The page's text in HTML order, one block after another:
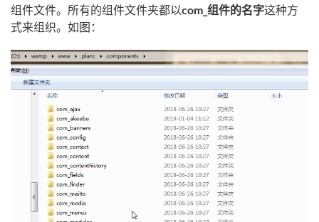
组件文件。所有的组件文件夹都以com_组件的名字这种方
式来组织。如图：